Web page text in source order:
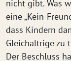
nicht gibt. Was
eine „Kein-
dass Kindern
Gleichaltrige zu
Der Beschluss